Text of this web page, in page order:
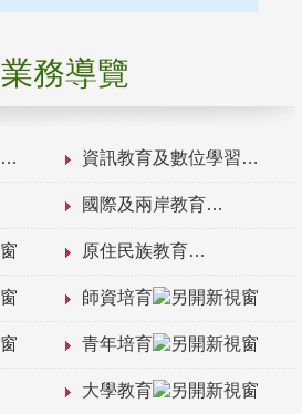
業務導覽
資訊教育及數位學習
國際及兩岸教育
原住民族教育
師資培育
青年培育
大學教育